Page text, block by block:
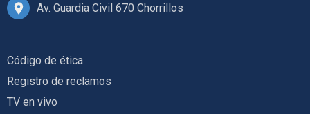
Av. Guardia Civil 670 Chorrillos
Código de ética
Registro de reclamos
TV en vivo